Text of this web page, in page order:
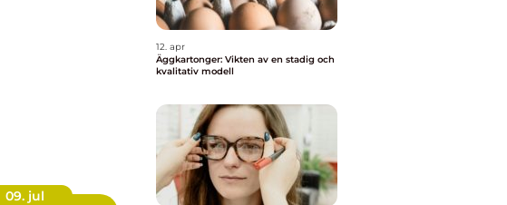
09. jul
12. apr
Äggkartonger: Vikten av en stadig och
kvalitativ modell